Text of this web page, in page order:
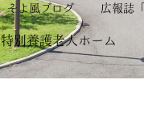
特別養護老人ホーム
そよ風ブログ 広報誌